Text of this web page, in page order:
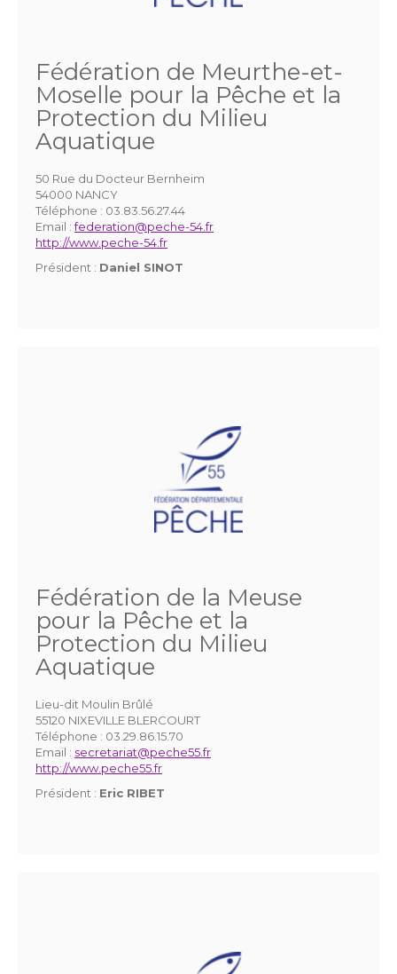
Fédération de Meurthe-et-
Moselle pour la Pêche et la
Protection du Milieu
Aquatique
50 Rue du Docteur Bernheim
54000 NANCY
Téléphone : 03.83.56.27.44
Email :federation@peche-54.fr
http://www.peche-54.fr
Président : Daniel SINOT
Fédération de la Meuse
pour la Pêche et la
Protection du Milieu
Aquatique
Lieu-dit Moulin Brûlé
55120 NIXEVILLE BLERCOURT
Téléphone : 03.29.86.15.70
Email : secretariat@peche55.fr
http://www.peche55.fr
Président : Eric RIBET